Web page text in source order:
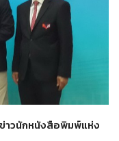
าวนักหนังสือพิมพ์แห่ง